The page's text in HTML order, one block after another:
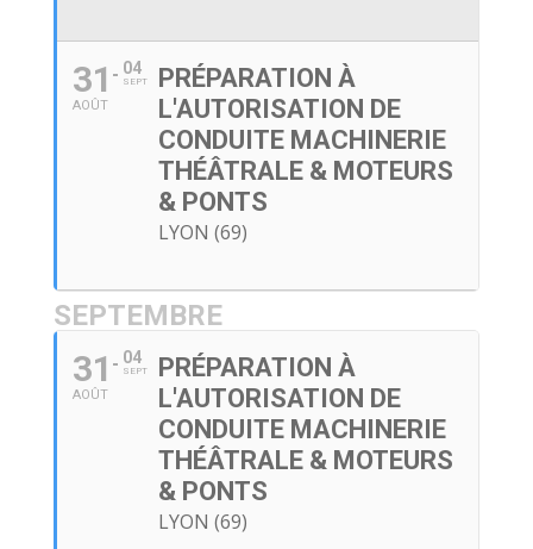
31
AOÛT
04
SEPT
PRÉPARATION À
L'AUTORISATION DE
CONDUITE MACHINERIE
THÉÂTRALE & MOTEURS
& PONTS
LYON (69)
SEPTEMBRE
31
AOÛT
04
SEPT
PRÉPARATION À
L'AUTORISATION DE
CONDUITE MACHINERIE
THÉÂTRALE & MOTEURS
& PONTS
LYON (69)